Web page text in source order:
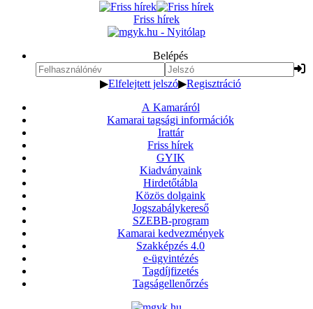
Friss hírek
Belépés
▶Elfelejtett jelszó▶Regisztráció
A Kamaráról
Kamarai tagsági információk
Irattár
Friss hírek
GYIK
Kiadványaink
Hirdetőtábla
Közös dolgaink
Jogszabálykereső
SZEBB-program
Kamarai kedvezmények
Szakképzés 4.0
e-ügyintézés
Tagdíjfizetés
Tagságellenőrzés